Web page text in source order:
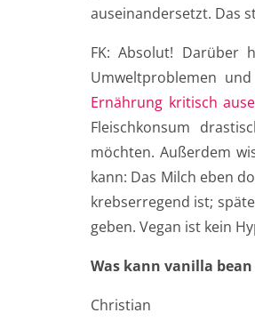
auseinandersetzt. Das
FK: Absolut! Darüber
Umweltproblemen
Ernährung kritisch
Fleischkonsum
möchten. Außerdem
kann: Das Milch eben
krebserregend ist;
geben. Vegan ist kein
Was kann vanilla
Christian